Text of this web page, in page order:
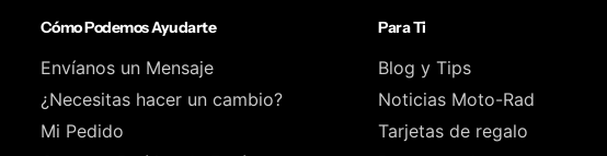
Cómo Podemos Ayudarte
Envíanos un Mensaje
¿Necesitas hacer un cambio?
Mi Pedido
Para Ti
Blog y Tips
Noticias Moto-Rad
Tarjetas de regalo